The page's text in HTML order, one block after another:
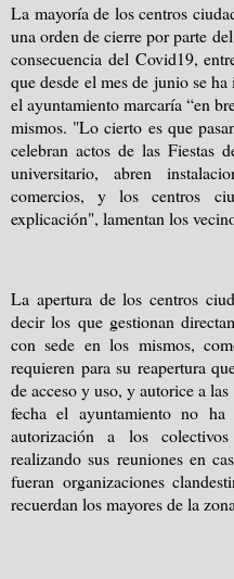
La mayoría de los centros
una orden de cierre por parte
consecuencia del Covid19,
que desde el mes de junio se
el ayuntamiento marcaría “en
mismos. "Lo cierto es que
celebran actos de las Fiestas
universitario, abren
comercios, y los centros
explicación", lamentan los
La apertura de los centros
decir los que gestionan
con sede en los mismos,
requieren para su reapertura
de acceso y uso, y autorice a
fecha el ayuntamiento no
autorización a los
realizando sus reuniones en
fueran organizaciones
recuerdan los mayores de la